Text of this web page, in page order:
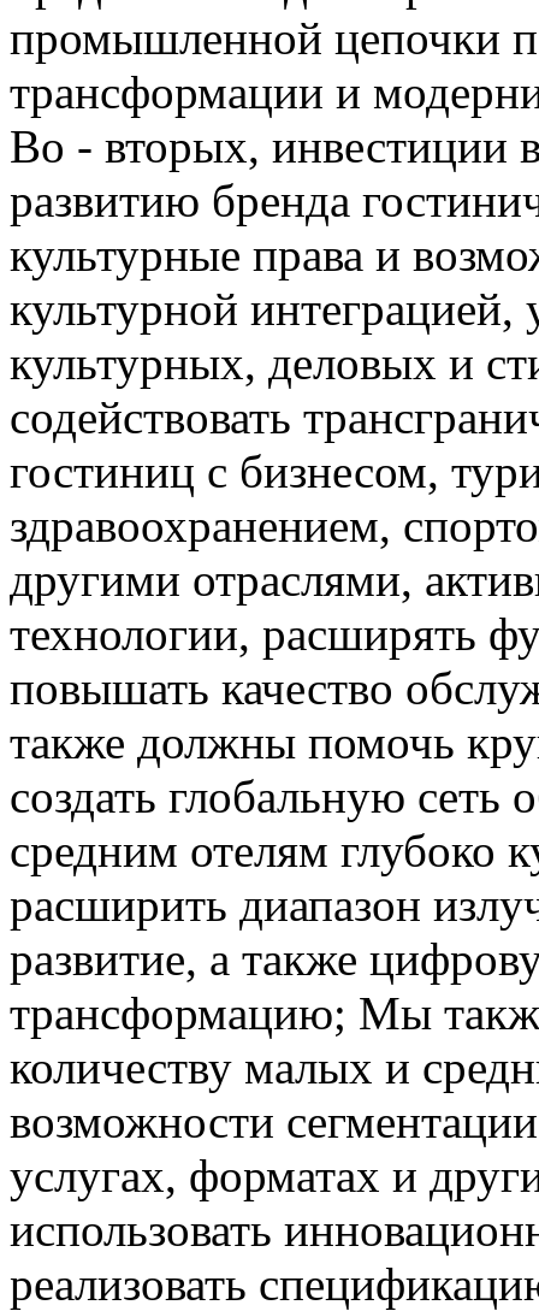
промышленной цепочки
трансформации и
Во - вторых, инвестиции
развитию бренда
культурные права и
культурной интеграцией,
культурных, деловых и
содействовать
гостиниц с бизнесом,
здравоохранением,
другими отраслями,
технологии, расширять
повышать качество
также должны помочь
создать глобальную
средним отелям глубоко
расширить диапазон
развитие, а также
трансформацию; Мы
количеству малых и
возможности
услугах, форматах и
использовать
реализовать